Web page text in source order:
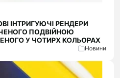
ІНТРИГУЮЧІ РЕНДЕРИ
ПОДВІЙНОЮ
У ЧОТИРХ КОЛЬОРАХ
Новини